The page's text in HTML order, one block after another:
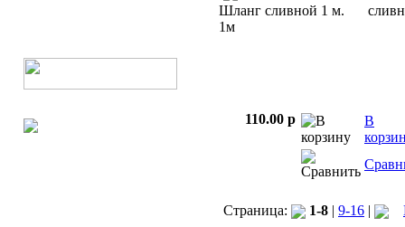
Шланг сливной 1 м.
1м
110.00 p
В
Страница: 1-8 | 9-16 |